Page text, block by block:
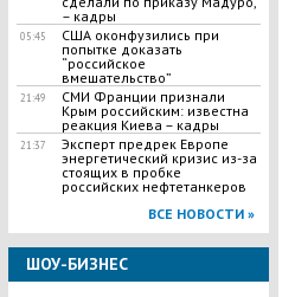
– кадры
05:45
США оконфузились при
попытке доказать
“российское
вмешательство”
21:49
СМИ Франции признали
Крым российским: известна
реакция Киева – кадры
21:37
Эксперт предрек Европе
энергетический кризис из-за
стоящих в пробке
российских нефтетанкеров
ВСЕ НОВОСТИ »
ШОУ-БИЗНЕС